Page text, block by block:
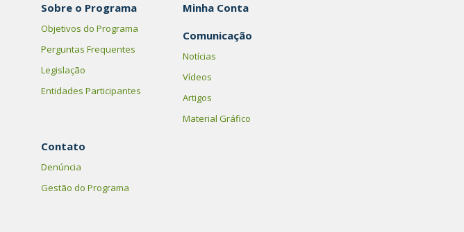
Sobre o Programa
Objetivos do Programa
Perguntas Frequentes
Legislação
Entidades Participantes
Minha Conta
Comunicação
Notícias
Vídeos
Artigos
Material Gráfico
Contato
Denúncia
Gestão do Programa